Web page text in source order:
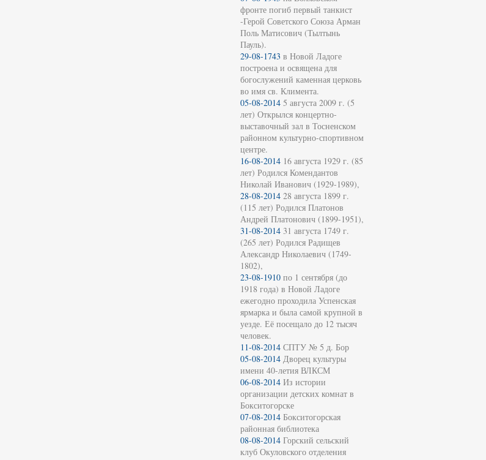
фронте погиб первый танкист
-Герой Советского Союза Арман
Поль Матисович (Тылтынь
Пауль).
29-08-1743 в Новой Ладоге
построена и освящена для
богослужений каменная церковь
во имя св. Климента.
05-08-2014 5 августа 2009 г. (5
лет) Открылся концертно-
выставочный зал в Тосненском
районном культурно-спортивном
центре.
16-08-2014 16 августа 1929 г. (85
лет) Родился Комендантов
Николай Иванович (1929-1989),
28-08-2014 28 августа 1899 г.
(115 лет) Родился Платонов
Андрей Платонович (1899-1951),
31-08-2014 31 августа 1749 г.
(265 лет) Родился Радищев
Александр Николаевич (1749-
1802),
23-08-1910 по 1 сентября (до
1918 года) в Новой Ладоге
ежегодно проходила Успенская
ярмарка и была самой крупной в
уезде. Её посещало до 12 тысяч
человек.
11-08-2014 СПТУ № 5 д. Бор
05-08-2014 Дворец культуры
имени 40-летия ВЛКСМ
06-08-2014 Из истории
организации детских комнат в
Бокситогорске
07-08-2014 Бокситогорская
районная библиотека
08-08-2014 Горский сельский
клуб Окуловского отделения